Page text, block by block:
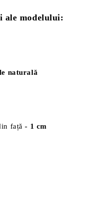
ale modelului:
naturală
față- 1 cm